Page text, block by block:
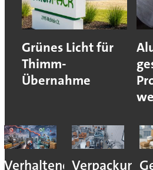
Grünes Licht für
Thimm-
Übernahme
Verhaltene